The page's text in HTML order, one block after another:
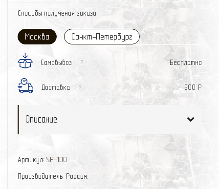
Способы получения заказа
Москва Санкт-Петербург
Самовывоз ? Бесплатно
Доставка ? 500 Р
Описание
Артикул: SP-100
Производитель: Россия.